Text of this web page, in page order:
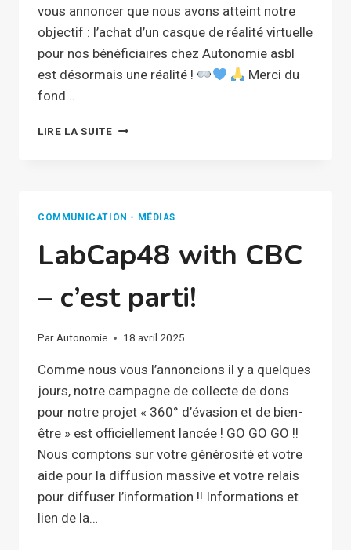
vous annoncer que nous avons atteint notre
objectif : l’achat d’un casque de réalité virtuelle
pour nos bénéficiaires chez Autonomie asbl
est désormais une réalité !
Merci du
fond…
LIRE LA SUITELABCAP48
COMMUNICATION - MÉDIAS
LabCap48 with CBC
– c’est parti!
ParAutonomie 18 avril 2025
Comme nous vous l’annoncions il y a quelques
jours, notre campagne de collecte de dons
pour notre projet « 360° d’évasion et de bien-
être » est officiellement lancée ! GO GO GO !!
Nous comptons sur votre générosité et votre
aide pour la diffusion massive et votre relais
pour diffuser l’information !! Informations et
lien de la…